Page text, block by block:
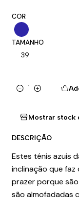
COR
TAMANHO
39
Quantity
Mostrar stock
DESCRIÇÃO
Estes ténis azuis
inclinação que faz
prazer porque
são almofadadas